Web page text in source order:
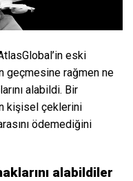
eski
geçmesine rağmen ne
alabildi. Bir
kişisel çeklerini
ödemediğini
alabildiler